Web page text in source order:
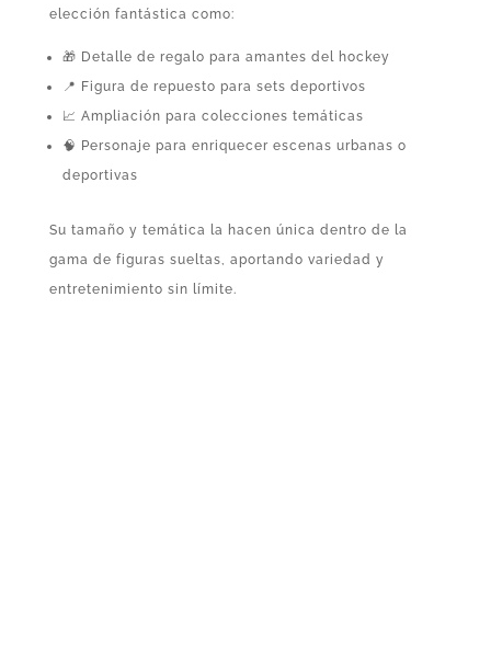
elección fantástica como:
🎁 Detalle de regalo para amantes del hockey
📍 Figura de repuesto para sets deportivos
📈 Ampliación para colecciones temáticas
🧠 Personaje para enriquecer escenas urbanas o
deportivas
Su tamaño y temática la hacen única dentro de la
gama de figuras sueltas, aportando variedad y
entretenimiento sin límite.